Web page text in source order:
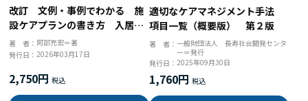
改訂 文例・事例でわかる 施
設ケアプランの書き方 入居
者・家族に伝わる表現の具体的
なヒント
著 者： 阿部充宏＝著
発行日：2026年03月17日
2,750円
適切なケアマネジメント手法
項目一覧（概要版） 第２版
著 者： 一般財団法人 長寿社会開発センタ
ー＝発行
発行日： 2025年09月30日
1,760円